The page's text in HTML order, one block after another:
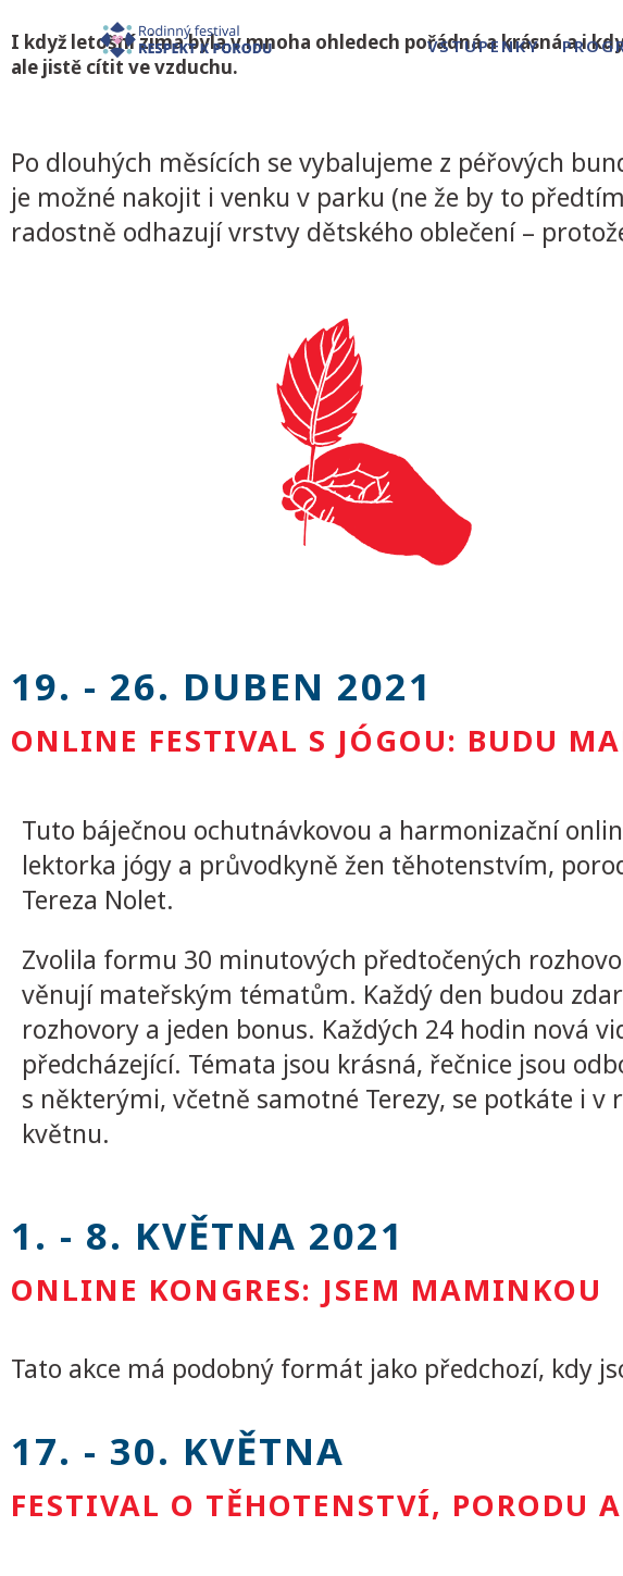
VSTUPENKY
I když letošní zima byla v mnoha ohledech pořádná a krásná a i
ale jistě cítit ve vzduchu.
Po dlouhých měsících se vybalujeme z péřových
je možné nakojit i venku v parku (ne že by to
radostně odhazují vrstvy dětského oblečení –
19. - 26. DUBEN 2021
ONLINE FESTIVAL S JÓGOU: BUDU
Tuto báječnou ochutnávkovou a harmonizační
lektorka jógy a průvodkyně žen těhotenstvím,
Tereza Nolet.
Zvolila formu 30 minutových předtočených
věnují mateřským tématům. Každý den budou
rozhovory a jeden bonus. Každých 24 hodin nová
předcházející. Témata jsou krásná, řečnice jsou
s některými, včetně samotné Terezy, se potkáte i v
květnu.
1. - 8. KVĚTNA 2021
ONLINE KONGRES: JSEM MAMINKOU
Tato akce má podobný formát jako předchozí, kdy
17. - 30. KVĚTNA
FESTIVAL O TĚHOTENSTVÍ, PORODU